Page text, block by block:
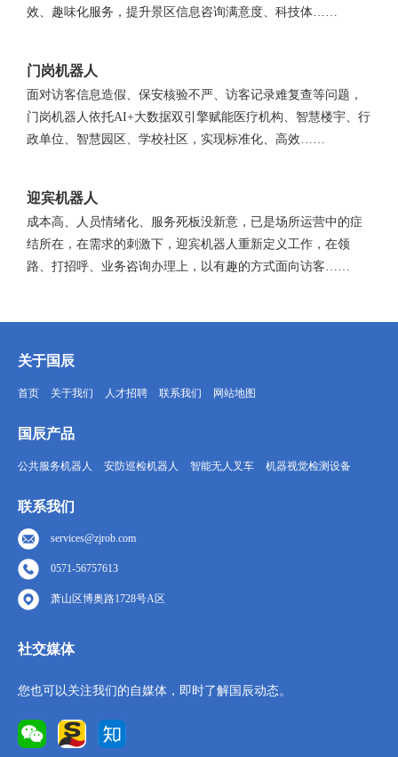
效、趣味化服务，提升景区信息咨询满意度、科技体……
门岗机器人
面对访客信息造假、保安核验不严、访客记录难复查等问题，
门岗机器人依托AI+大数据双引擎赋能医疗机构、智慧楼宇、行
政单位、智慧园区、学校社区，实现标准化、高效……
迎宾机器人
成本高、人员情绪化、服务死板没新意，已是场所运营中的症
结所在，在需求的刺激下，迎宾机器人重新定义工作，在领
路、打招呼、业务咨询办理上，以有趣的方式面向访客……
关于国辰
首页 关于我们 人才招聘 联系我们 网站地图
国辰产品
公共服务机器人 安防巡检机器人 智能无人叉车 机器视觉检测设备
联系我们
services@zjrob.com
0571-56757613
萧山区博奥路1728号A区
社交媒体
您也可以关注我们的自媒体，即时了解国辰动态。